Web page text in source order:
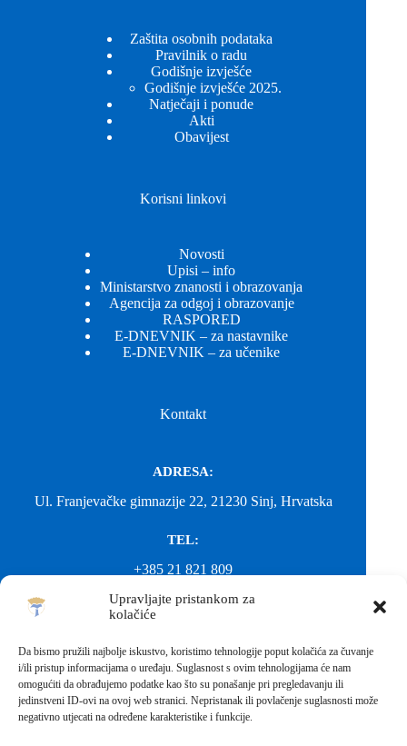
Upravljajte pristankom za
kolačiće
Da bismo pružili najbolje iskustvo, koristimo tehnologije poput kolačića za čuvanje
i/ili pristup informacijama o uređaju. Suglasnost s ovim tehnologijama će nam
omogućiti da obrađujemo podatke kao što su ponašanje pri pregledavanju ili
jedinstveni ID-ovi na ovoj web stranici. Nepristanak ili povlačenje suglasnosti može
negativno utjecati na određene karakteristike i funkcije.
Zaštita osobnih podataka
Pravilnik o radu
Godišnje izvješće
Godišnje izvješće 2025.
Natječaji i ponude
Akti
Obavijest
Korisni linkovi
Novosti
Upisi – info
Ministarstvo znanosti i obrazovanja
Agencija za odgoj i obrazovanje
RASPORED
E-DNEVNIK – za nastavnike
E-DNEVNIK – za učenike
Kontakt
ADRESA:
Ul. Franjevačke gimnazije 22, 21230 Sinj, Hrvatska
TEL:
+385 21 821 809
EMAIL:
EMAIL:
fkgsinj@gmail.com
Svako neovlašteno preuzimanje fotografija i sadržaja s ove web